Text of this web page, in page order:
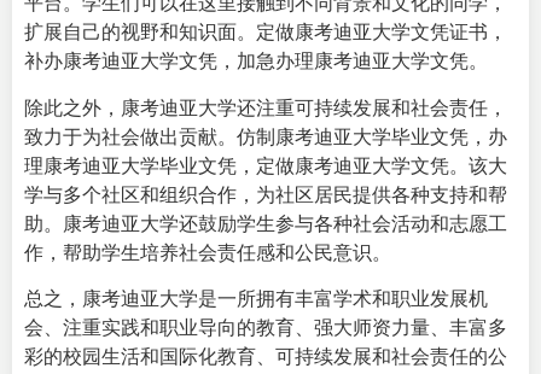
扩展自己的视野和知识面。定做康考迪亚大学文凭证书，
补办康考迪亚大学文凭，加急办理康考迪亚大学文凭。
除此之外，康考迪亚大学还注重可持续发展和社会责任，
致力于为社会做出贡献。仿制康考迪亚大学毕业文凭，办
理康考迪亚大学毕业文凭，定做康考迪亚大学文凭。该大
学与多个社区和组织合作，为社区居民提供各种支持和帮
助。康考迪亚大学还鼓励学生参与各种社会活动和志愿工
作，帮助学生培养社会责任感和公民意识。
总之，康考迪亚大学是一所拥有丰富学术和职业发展机
会、注重实践和职业导向的教育、强大师资力量、丰富多
彩的校园生活和国际化教育、可持续发展和社会责任的公